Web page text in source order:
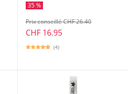
35 %
CHF 16.95
Prix conseillé CHF 26.40
(4)